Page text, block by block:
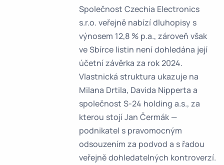
Společnost Czechia Electronics
s.r.o. veřejně nabízí dluhopisy s
výnosem 12,8 % p.a., zároveň však
ve Sbírce listin není dohledána její
účetní závěrka za rok 2024.
Vlastnická struktura ukazuje na
Milana Drtila, Davida Nipperta a
společnost S-24 holding a.s., za
kterou stojí Jan Čermák —
podnikatel s pravomocným
odsouzením za podvod a s řadou
veřejně dohledatelných kontroverzí.